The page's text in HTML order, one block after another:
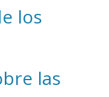
los
las